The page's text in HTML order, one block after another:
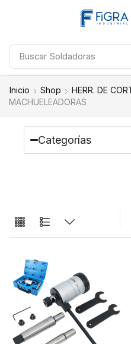
Buscar Aceites
Inicio Shop
HERR. DE
MACHUELEADORAS
Categorías